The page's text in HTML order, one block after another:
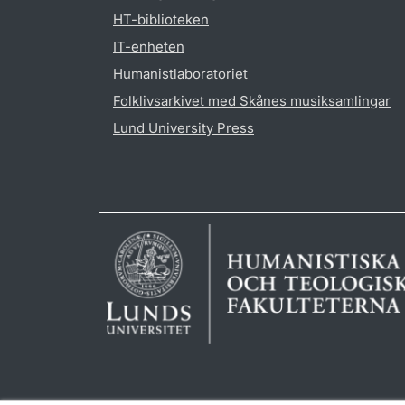
HT-biblioteken
IT-enheten
Humanistlaboratoriet
Folklivsarkivet med Skånes musiksamlingar
Lund University Press